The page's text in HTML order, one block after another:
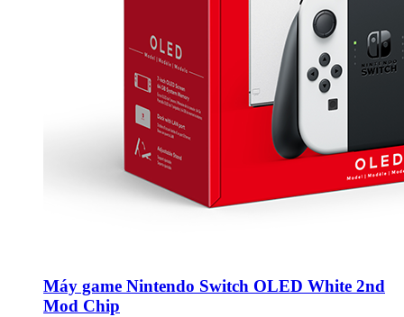
Máy game Nintendo Switch OLED White 2nd
Mod Chip